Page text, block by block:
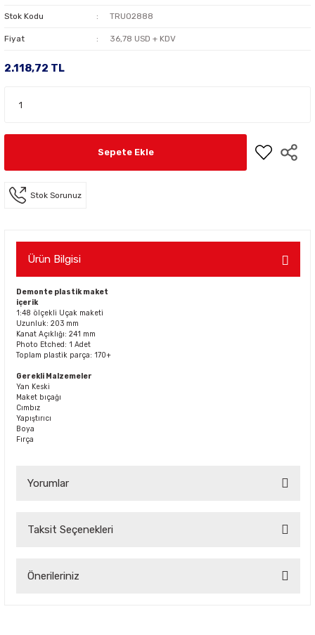
Stok Kodu TRU02888
Fiyat 36,78 USD + KDV
2.118,72 TL
Sepete Ekle
Stok Sorunuz
Ürün Bilgisi
Demonte plastik maket
içerik
1:48 ölçekli Uçak maketi
Uzunluk: 203 mm
Kanat Açıklığı: 241 mm
Photo Etched: 1 Adet
Toplam plastik parça: 170+
Gerekli Malzemeler
Yan Keski
Maket bıçağı
Cımbız
Yapıştırıcı
Boya
Fırça
Yorumlar
Taksit Seçenekleri
Önerileriniz